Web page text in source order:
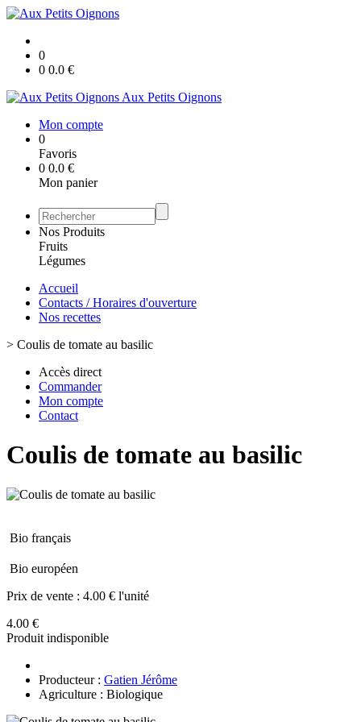
0
0 0.0 €
Aux Petits Oignons
Mon compte
0
Favoris
0 0.0 €
Mon panier
Nos Produits
Fruits
Légumes
Accueil
Contacts / Horaires d'ouverture
Nos recettes
> Coulis de tomate au basilic
Accès direct
Commander
Mon compte
Contact
Coulis de tomate au basilic
Bio français
Bio européen
Prix de vente : 4.00 € l'unité
4.00 €
Produit indisponible
Producteur : Gatien Jérôme
Agriculture : Biologique